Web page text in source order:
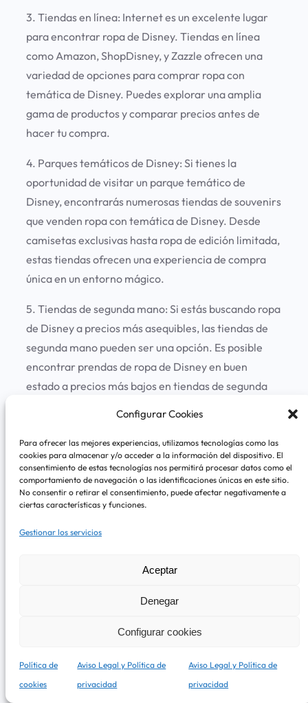
Configurar Cookies
Para ofrecer las mejores experiencias, utilizamos tecnologías como las
cookies para almacenar y/o acceder a la información del dispositivo. El
consentimiento de estas tecnologías nos permitirá procesar datos como el
comportamiento de navegación o las identificaciones únicas en este sitio.
No consentir o retirar el consentimiento, puede afectar negativamente a
ciertas características y funciones.
Gestionar los servicios
Aceptar
Denegar
Configurar cookies
Política de
cookies
Aviso Legal y Política de
privacidad
Aviso Legal y Política de
privacidad
3. Tiendas en línea: Internet es un excelente lugar
para encontrar ropa de Disney. Tiendas en línea
como Amazon, ShopDisney, y Zazzle ofrecen una
variedad de opciones para comprar ropa con
temática de Disney. Puedes explorar una amplia
gama de productos y comparar precios antes de
hacer tu compra.
4. Parques temáticos de Disney: Si tienes la
oportunidad de visitar un parque temático de
Disney, encontrarás numerosas tiendas de souvenirs
que venden ropa con temática de Disney. Desde
camisetas exclusivas hasta ropa de edición limitada,
estas tiendas ofrecen una experiencia de compra
única en un entorno mágico.
5. Tiendas de segunda mano: Si estás buscando ropa
de Disney a precios más asequibles, las tiendas de
segunda mano pueden ser una opción. Es posible
encontrar prendas de ropa de Disney en buen
estado a precios más bajos en tiendas de segunda
verificar la autenticidad de los productos y ten en
cuenta que los precios pueden variar según la tienda
y el lugar de compra. Además, es posible que desees
estar atento a las ventas y promociones, ya que
algunas tiendas ofrecen descuentos en ropa de